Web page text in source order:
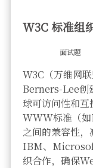
W3C 标准组
面试题
W3C（万维网
Berners-Lee创
球可访问性和
WWW标准（
之间的兼容性
IBM、
织合作，确保